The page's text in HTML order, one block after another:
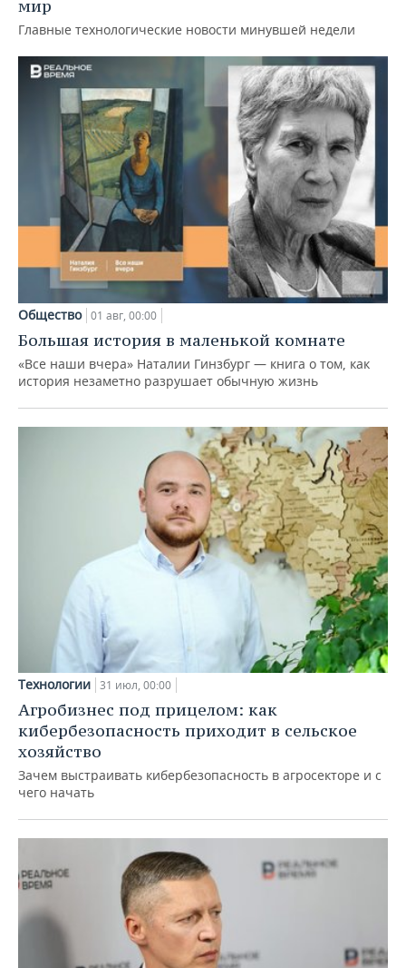
мир
Главные технологические новости минувшей недели
Общество 01 авг, 00:00
Большая история в маленькой комнате
«Все наши вчера» Наталии Гинзбург — книга о том, как
история незаметно разрушает обычную жизнь
Технологии 31 июл, 00:00
Агробизнес под прицелом: как
кибербезопасность приходит в сельское
хозяйство
Зачем выстраивать кибербезопасность в агросекторе и с
чего начать